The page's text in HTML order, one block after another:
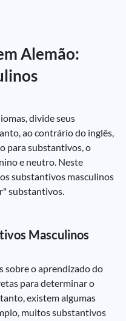
Alemão:
divide seus
ao contrário do inglês,
para substantivos, o
e neutro. Neste
substantivos masculinos
substantivos.
Masculinos
sobre o aprendizado do
para determinar o
existem algumas
muitos substantivos